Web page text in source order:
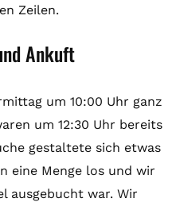
Zeilen.
Ankuft
um 10:00 Uhr ganz
um 12:30 Uhr bereits
gestaltete sich etwas
eine Menge los und wir
ausgebucht war. Wir